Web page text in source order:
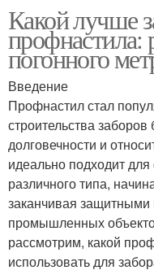
Какой лучше
профнастила:
погонного
Введение
Профнастил стал
строительства
долговечности и
идеально подходит
различного типа,
заканчивая
промышленных
рассмотрим, какой
использовать для